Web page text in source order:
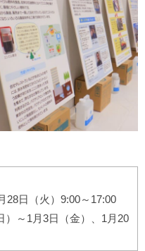
28日（火）9:00～17:00
～1月3日（金）、1月20